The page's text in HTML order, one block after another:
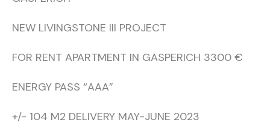
NEW LIVINGSTONE III PROJECT
FOR RENT APARTMENT IN GASPERICH 3300 €
ENERGY PASS “AAA”
+/- 104 M2 DELIVERY MAY-JUNE 2023